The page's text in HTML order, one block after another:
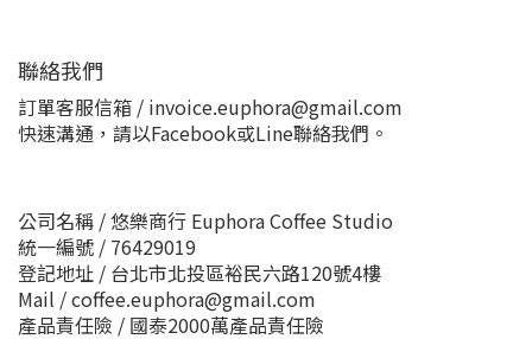
聯絡我們
訂單客服信箱 / invoice.euphora@gmail.com
快速溝通，請以Facebook或Line聯絡我們。
公司名稱 / 悠樂商行 Euphora Coffee Studio
統一編號 / 76429019
登記地址 / 台北市北投區裕民六路120號4樓
Mail / coffee.euphora@gmail.com
產品責任險 / 國泰2000萬產品責任險